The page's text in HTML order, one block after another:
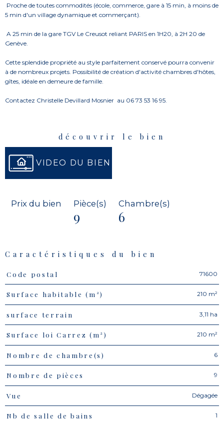
Proche de toutes commodités (école, commerce, gare à 15 min, à moins de
5 min d'un village dynamique et commerçant).
A 25 min de la gare TGV Le Creusot reliant PARIS en 1H20, à 2H 20 de
Genève.
Cette splendide propriété au style parfaitement conservé pourra convenir
à de nombreux projets. Possibilité de création d'activité chambres d'hôtes,
gîtes, idéale en demeure de famille.
Contactez Christelle Devillard Mosnier au 06 73 53 16 95.
découvrir le bien
VIDEO DU BIEN
Prix du bien Pièce(s)
9
Chambre(s)
6
Caractéristiques du bien
Caractéristiques Valeurs
Code postal 71600
Surface habitable (m²) 210 m²
surface terrain 3,11 ha
Surface loi Carrez (m²) 210 m²
Nombre de chambre(s) 6
Nombre de pièces 9
Vue Dégagée
Nb de salle de bains 1